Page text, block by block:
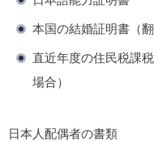
本国の結婚証明書（翻
直近年度の住民税課
場合）
日本人配偶者の書類